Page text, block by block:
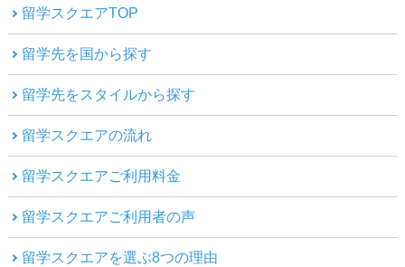
留学スクエアTOP
留学先を国から探す
留学先をスタイルから探す
留学スクエアの流れ
留学スクエアご利用料金
留学スクエアご利用者の声
留学スクエアを選ぶ8つの理由